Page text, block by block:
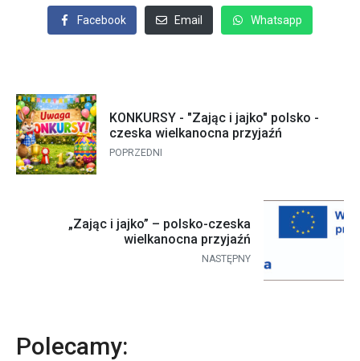
Facebook Email Whatsapp
KONKURSY - "Zając i jajko" polsko -
czeska wielkanocna przyjaźń
POPRZEDNI
„Zając i jajko” – polsko-czeska
wielkanocna przyjaźń
NASTĘPNY
Polecamy: